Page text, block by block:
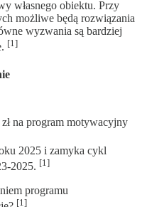
własnego obiektu. Przy
możliwe będą rozwiązania
wyzwania są bardziej
[1]
na program motywacyjny
2025 i zamyka cykl
2025. [1]
programu
[1]